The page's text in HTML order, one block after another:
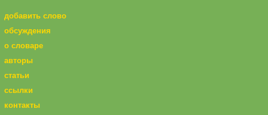
добавить слово
обсуждения
о словаре
авторы
статьи
ссылки
контакты